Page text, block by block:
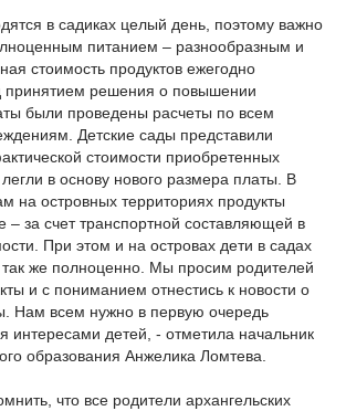
в садиках целый день, поэтому важно
питанием – разнообразным и
стоимость продуктов ежегодно
принятием решения о повышении
были проведены расчеты по всем
Детские сады представили
стоимости приобретенных
в основу нового размера платы. В
на островных территориях продукты
– за счет транспортной составляющей в
При этом и на островах дети в садах
же полноценно. Мы просим родителей
и с пониманием отнестись к новости о
Нам всем нужно в первую очередь
интересами детей, - отметила начальник
образования Анжелика Ломтева.
что все родители архангельских